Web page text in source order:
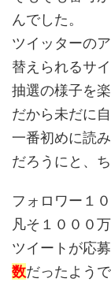
んでした。
ツイッターの
替えられるサ
抽選の様子を
だから未だに
一番初めに読
だろうにと、
フォロワー１
凡そ１０００
ツイートが応
数だったようで